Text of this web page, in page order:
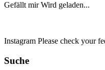
Gefällt mir Wird geladen...
Instagram Please check your
Suche